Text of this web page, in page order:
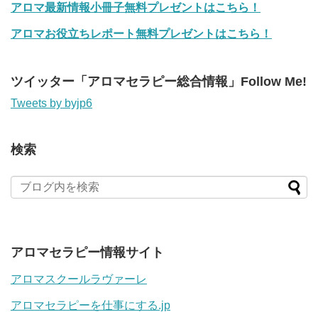
アロマ最新情報小冊子無料プレゼントはこちら！
アロマお役立ちレポート無料プレゼントはこちら！
ツイッター「アロマセラピー総合情報」Follow Me!
Tweets by byjp6
検索
アロマセラピー情報サイト
アロマスクールラヴァーレ
アロマセラピーを仕事にする.jp